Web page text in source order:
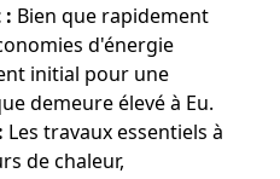
: Bien que rapidement
d'énergie
initial pour une
demeure élevé à Eu.
Les travaux essentiels à
de chaleur,